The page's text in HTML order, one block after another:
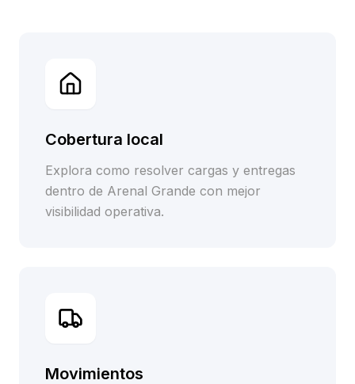
Cobertura local
Explora como resolver cargas y entregas
dentro de Arenal Grande con mejor
visibilidad operativa.
Movimientos